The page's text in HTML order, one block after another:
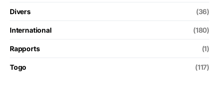
Divers (36)
International (180)
Rapports (1)
Togo (117)